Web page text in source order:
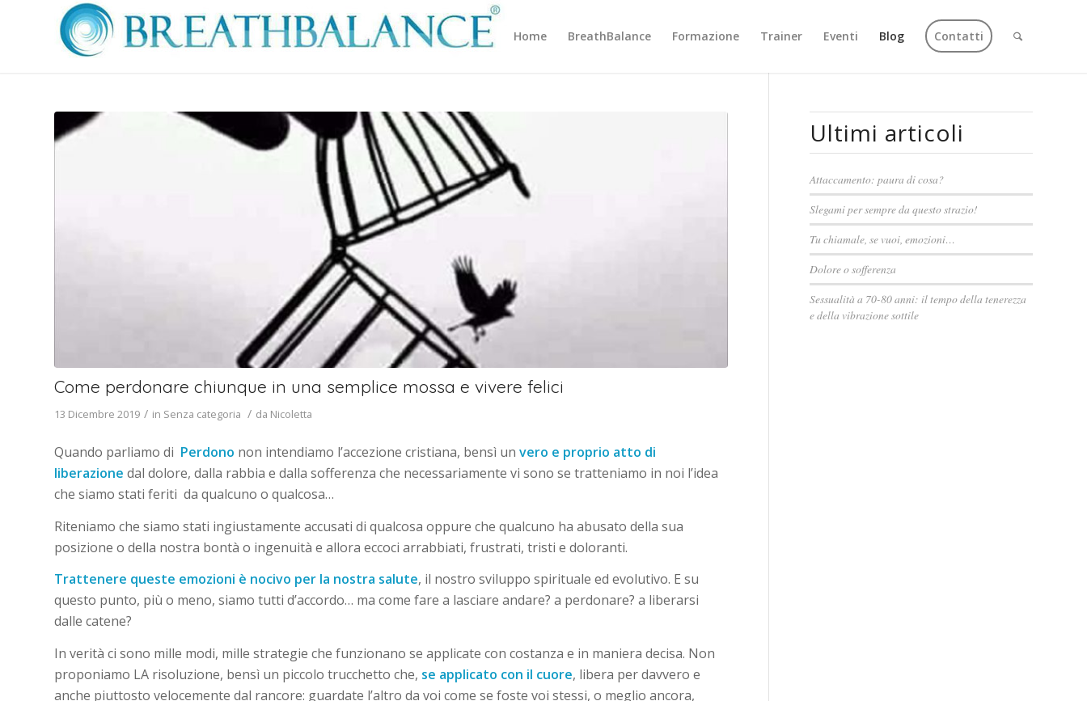
Home BreathBalance Formazione Trainer Eventi Blog Contatti
Come perdonare chiunque in una semplice mossa e vivere felici
13 Dicembre 2019 / in Senza categoria / da Nicoletta
Quando parliamo di Perdono non intendiamo l’accezione cristiana, bensì un vero e proprio atto di
liberazione dal dolore, dalla rabbia e dalla sofferenza che necessariamente vi sono se tratteniamo in noi l’idea
che siamo stati feriti da qualcuno o qualcosa…
Riteniamo che siamo stati ingiustamente accusati di qualcosa oppure che qualcuno ha abusato della sua
posizione o della nostra bontà o ingenuità e allora eccoci arrabbiati, frustrati, tristi e doloranti.
Trattenere queste emozioni è nocivo per la nostra salute, il nostro sviluppo spirituale ed evolutivo. E su
questo punto, più o meno, siamo tutti d’accordo… ma come fare a lasciare andare? a perdonare? a liberarsi
dalle catene?
In verità ci sono mille modi, mille strategie che funzionano se applicate con costanza e in maniera decisa. Non
proponiamo LA risoluzione, bensì un piccolo trucchetto che, se applicato con il cuore, libera per davvero e
anche piuttosto velocemente dal rancore: guardate l’altro da voi come se foste voi stessi, o meglio ancora,
Ultimi articoli
Attaccamento: paura di cosa?
Slegami per sempre da questo strazio!
Tu chiamale, se vuoi, emozioni…
Dolore o sofferenza
Sessualità a 70-80 anni: il tempo della tenerezza
e della vibrazione sottile